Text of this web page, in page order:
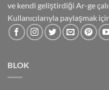
ve kendi geliştirdiği Ar-ge
Kullanıcılarıyla paylaşmak
BLOK